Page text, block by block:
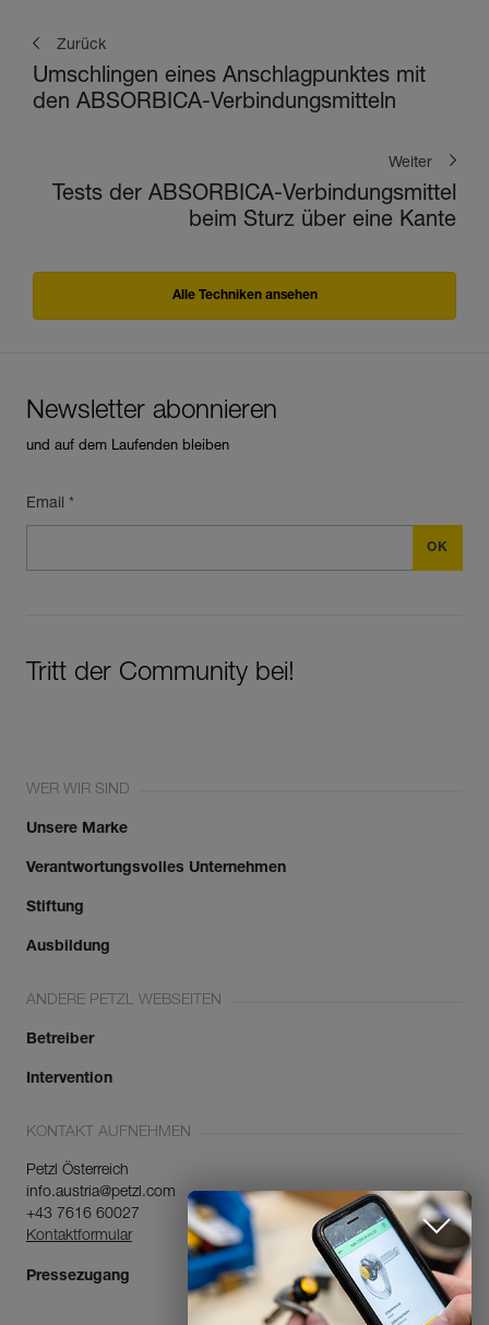
Zurück
Umschlingen eines Anschlagpunktes mit
den ABSORBICA-Verbindungsmitteln
Weiter
Tests der ABSORBICA-Verbindungsmittel
beim Sturz über eine Kante
Alle Techniken ansehen
Newsletter abonnieren
und auf dem Laufenden bleiben
Email *
Tritt der Community bei!
WER WIR SIND
Unsere Marke
Verantwortungsvolles Unternehmen
Stiftung
Ausbildung
ANDERE PETZL WEBSEITEN
Betreiber
Intervention
KONTAKT AUFNEHMEN
Petzl Österreich
info.austria@petzl.com
+43 7616 60027
Kontaktformular
Pressezugang